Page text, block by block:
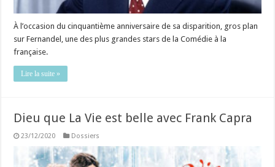
À l’occasion du cinquantième anniversaire de sa disparition, gros plan
sur Fernandel, une des plus grandes stars de la Comédie à la
française.
Lire la suite »
Dieu que La Vie est belle avec Frank Capra
23/12/2020 Dossiers